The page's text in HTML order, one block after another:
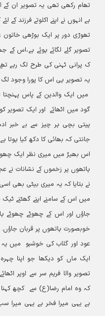
تھام رکھی تھی یہ تصویر ان کے
ہے انہوں نے اپنے اکلوتے فرزند کے
تھوڑی دور پر ایک بوڑھی خاتون
تصویر گلے لگائے ہوئے ہے،اس
ک پرانی ٹہنی کی طرح لگ رہے
یہ تصویر ہی اس کا پورا وجود
میں ایک والدین کے پاس
گود میں اٹھائے اور ایک تصویر
پیتی بچی ہر چیز سے بے خبر
جانتی کہ بھائی کا دکھ کیا ہوتا
اس بھیڑ میں میری نظر ایک
ہاتھوں پر زخموں کے نشانات نے
نے بتایا کہ یہ میری بیٹی بھی
میں اس کے سامنے اپنے گھٹنے ٹیک
جاؤں اور اس کے چھوٹے چھوٹے
خوبصورت ہاتھوں پر قربان جاؤں۔
عود اور گلاب کی خوشبو میں یہ
ایک ماں کو دیکھا جو اپنا
تصویر والا فریم سر سے اوپر
کہ وہ امام رضا(ع) سے کچھ
ہے یہی میرا فخر ہے یہی میرا